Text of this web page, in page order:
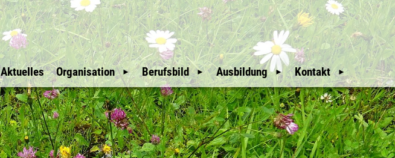
Aktuelles Organisation
Überblick
Vorstand
Vorstandsmitglieder
Berufsbild
Wir Waldaufseher
Unsere Geschichte
Ausbildung
Auswahl und
Ausbildung
Kontakt
Waldaufseher Tirols
Überblick
Innsbruck Stadt
Mitgliederbereich
An- & Abmeldung
Mitglieder
Weitere Hinweise
Downloads
Nützliche Links